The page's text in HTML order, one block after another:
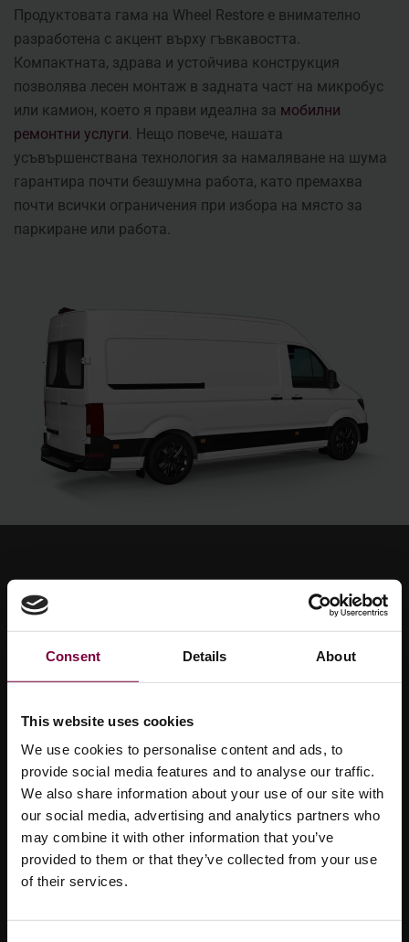
Consent Details About
This website uses cookies
We use cookies to personalise content and ads, to
provide social media features and to analyse our traffic.
We also share information about your use of our site with
our social media, advertising and analytics partners who
may combine it with other information that you’ve
provided to them or that they’ve collected from your use
of their services.
Продуктовата гама на Wheel Restore е внимателно
разработена с акцент върху гъвкавостта.
Компактната, здрава и устойчива конструкция
позволява лесен монтаж в задната част на микробус
или камион, което я прави идеална за мобилни
ремонтни услуги. Нещо повече, нашата
усъвършенствана технология за намаляване на шума
гарантира почти безшумна работа, като премахва
почти всички ограничения при избора на място за
паркиране или работа.